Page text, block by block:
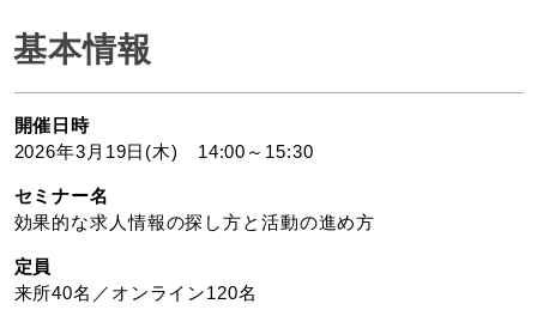
基本情報
開催日時
2026年3月19日(木) 14:00～15:30
セミナー名
効果的な求人情報の探し方と活動の進め方
定員
来所40名／オンライン120名